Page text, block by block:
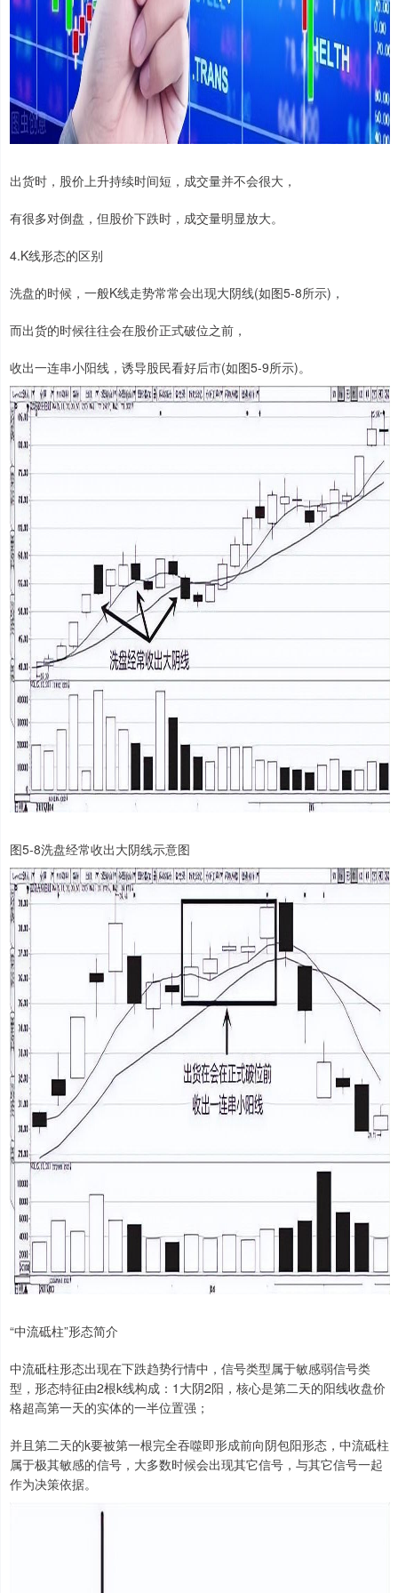
出货时，股价上升持续时间短，成交量并不会很大，
有很多对倒盘，但股价下跌时，成交量明显放大。
4.K线形态的区别
洗盘的时候，一般K线走势常常会出现大阴线(如图5-8所示)，
而出货的时候往往会在股价正式破位之前，
收出一连串小阳线，诱导股民看好后市(如图5-9所示)。
图5-8洗盘经常收出大阴线示意图
“中流砥柱”形态简介
中流砥柱形态出现在下跌趋势行情中，信号类型属于敏感弱信号类
型，形态特征由2根k线构成：1大阴2阳，核心是第二天的阳线收盘价
格超高第一天的实体的一半位置强；
并且第二天的k要被第一根完全吞噬即形成前向阴包阳形态，中流砥柱
属于极其敏感的信号，大多数时候会出现其它信号，与其它信号一起
作为决策依据。